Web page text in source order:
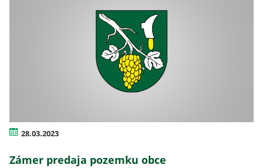
28.03.2023
Zámer predaja pozemku obce